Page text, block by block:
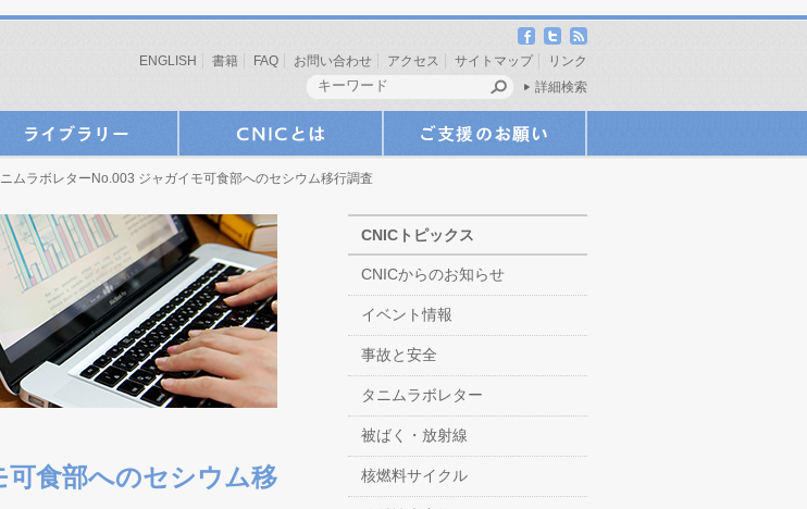
ENGLISH 書籍 FAQ お問い合わせ アクセス サイトマップ
リンク
詳細検索
ムラボレターNo.003 ジャガイモ可食部へのセシウム移行調査
食部へのセシウム移
CNICトピックス
CNICからのお知らせ
イベント情報
事故と安全
タニムラボレター
被ばく・放射線
核燃料サイクル